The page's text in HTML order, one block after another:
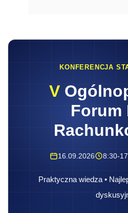
KONFERENCJA
V
Forum
16.09.2026 8:30-
Praktyczna wiedza •